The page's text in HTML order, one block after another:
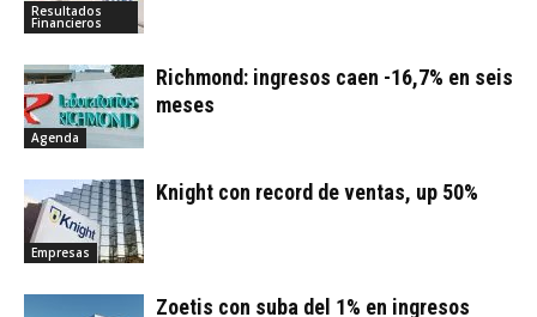
Resultados
Financieros
Agenda
Richmond: ingresos caen -16,7% en seis
meses
Empresas
Knight con record de ventas, up 50%
Zoetis con suba del 1% en ingresos